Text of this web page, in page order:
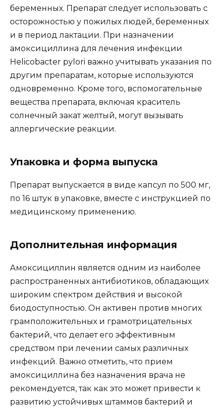
беременных. Препарат следует использовать с
осторожностью у пожилых людей, беременных
и в период лактации. При назначении
амоксициллина для лечения инфекции
Helicobacter pylori важно учитывать указания по
другим препаратам, которые используются
одновременно. Кроме того, вспомогательные
вещества препарата, включая краситель
солнечный закат желтый, могут вызывать
аллергические реакции.
Упаковка и форма выпуска
Препарат выпускается в виде капсул по 500 мг,
по 16 штук в упаковке, вместе с инструкцией по
медицинскому применению.
Дополнительная информация
Амоксициллин является одним из наиболее
распространенных антибиотиков, обладающих
широким спектром действия и высокой
биодоступностью. Он активен против многих
грамположительных и грамотрицательных
бактерий, что делает его эффективным
средством при лечении самых различных
инфекций. Важно отметить, что прием
амоксициллина без назначения врача не
рекомендуется, так как это может привести к
развитию устойчивых штаммов бактерий и